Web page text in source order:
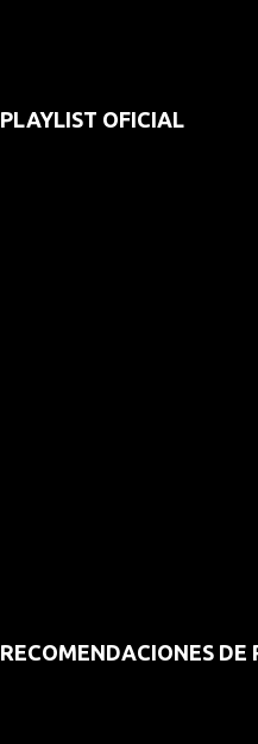
PLAYLIST OFICIAL
RECOMENDACIONES DE